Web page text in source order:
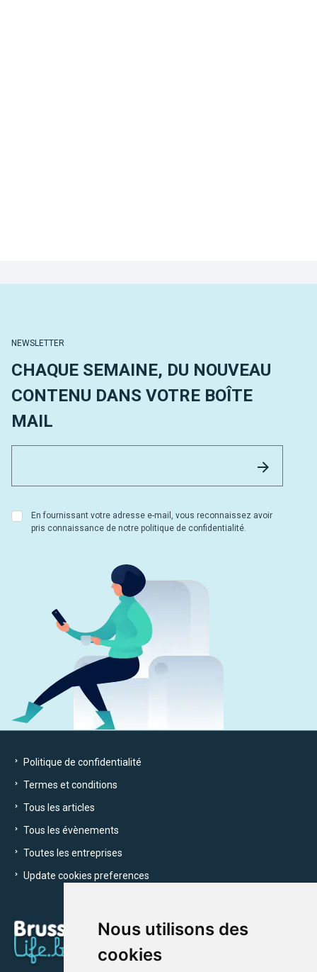
Nous utilisons des
cookies
NEWSLETTER
CHAQUE SEMAINE, DU NOUVEAU
CONTENU DANS VOTRE BOÎTE
MAIL
En fournissant votre adresse e-mail, vous reconnaissez avoir
pris connaissance de notre politique de confidentialité.
Politique de confidentialité
Termes et conditions
Tous les articles
Tous les évènements
Toutes les entreprises
Update cookies preferences